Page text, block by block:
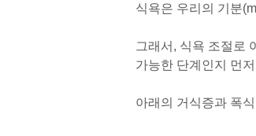
식욕은 우리의 기분
그래서, 식욕 조절로
가능한 단계인지 먼
아래의 거식증과 폭